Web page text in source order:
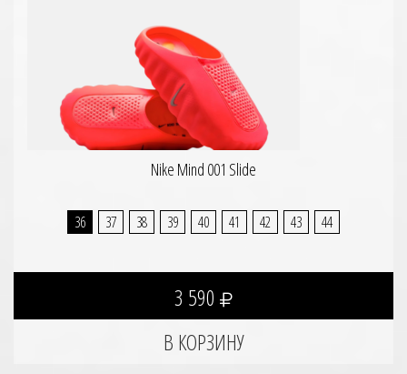
Nike Mind 001 Slide
36 37 38 39 40 41 42 43 44
3 590